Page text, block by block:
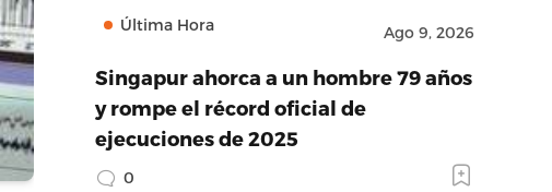
Última Hora Ago 9, 2026
Singapur ahorca a un hombre 79 años
y rompe el récord oficial de
ejecuciones de 2025
0